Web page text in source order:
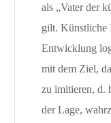
als „Vater der
gilt. Künstliche
Entwicklung
mit dem Ziel,
zu imitieren, d.
der Lage,